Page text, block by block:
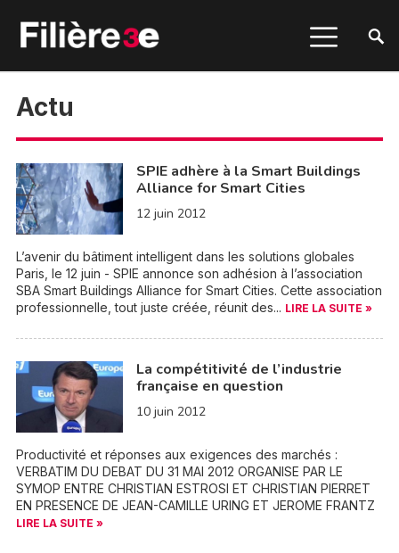
Actu
SPIE adhère à la Smart Buildings
Alliance for Smart Cities
12 juin 2012
L’avenir du bâtiment intelligent dans les solutions globales
Paris, le 12 juin - SPIE annonce son adhésion à l’association
SBA Smart Buildings Alliance for Smart Cities. Cette association
professionnelle, tout juste créée, réunit des... LIRE LA SUITE »
La compétitivité de l’industrie
française en question
10 juin 2012
Productivité et réponses aux exigences des marchés :
VERBATIM DU DEBAT DU 31 MAI 2012 ORGANISE PAR LE
SYMOP ENTRE CHRISTIAN ESTROSI ET CHRISTIAN PIERRET
EN PRESENCE DE JEAN-CAMILLE URING ET JEROME FRANTZ
LIRE LA SUITE »